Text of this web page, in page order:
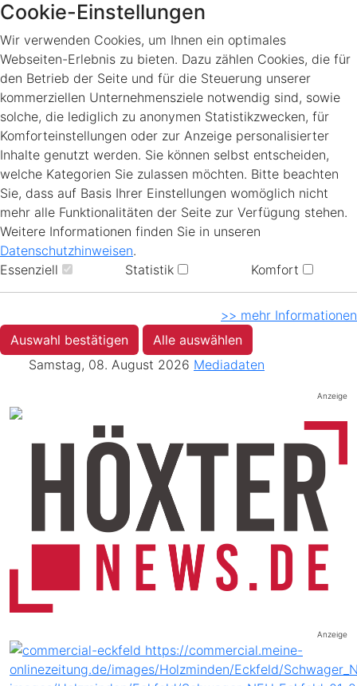
Cookie-Einstellungen
Wir verwenden Cookies, um Ihnen ein optimales
Webseiten-Erlebnis zu bieten. Dazu zählen Cookies, die für
den Betrieb der Seite und für die Steuerung unserer
kommerziellen Unternehmensziele notwendig sind, sowie
solche, die lediglich zu anonymen Statistikzwecken, für
Komforteinstellungen oder zur Anzeige personalisierter
Inhalte genutzt werden. Sie können selbst entscheiden,
welche Kategorien Sie zulassen möchten. Bitte beachten
Sie, dass auf Basis Ihrer Einstellungen womöglich nicht
mehr alle Funktionalitäten der Seite zur Verfügung stehen.
Weitere Informationen finden Sie in unseren
Datenschutzhinweisen.
Essenziell
Statistik Komfort
>> mehr Informationen
Auswahl bestätigen
Alle auswählen
Samstag, 08. August 2026 Mediadaten
Anzeige
Anzeige